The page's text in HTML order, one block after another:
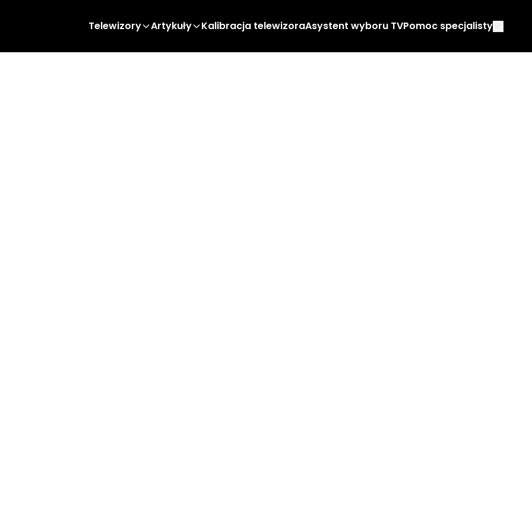
Telewizory Artykuły Kalibracja telewizoraAsystent wyboru TVPomoc specjalisty